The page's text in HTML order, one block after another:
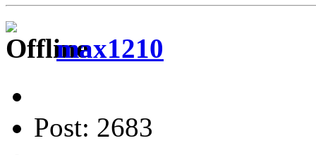
max1210
Post: 2683